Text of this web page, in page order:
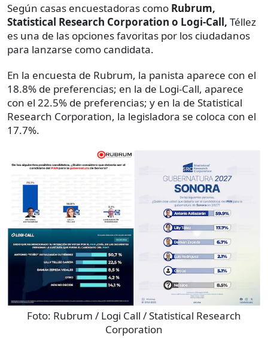
Según casas encuestadoras como Rubrum,
Statistical Research Corporation o Logi-Call, Téllez
es una de las opciones favoritas por los ciudadanos
para lanzarse como candidata.
En la encuesta de Rubrum, la panista aparece con el
18.8% de preferencias; en la de Logi-Call, aparece
con el 22.5% de preferencias; y en la de Statistical
Research Corporation, la legisladora se coloca con el
17.7%.
Foto: Rubrum / Logi Call / Statistical Research
Corporation